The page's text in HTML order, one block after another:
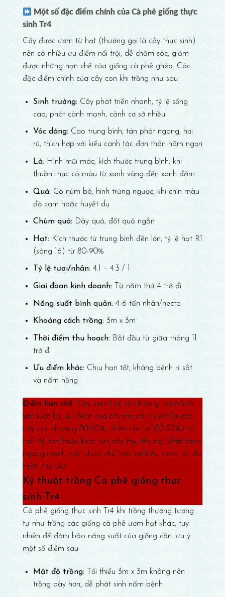
Một số đặc điểm chính của Cà phê giống thực
sinh Tr4
Cây được ươm từ hạt (thường gọi là cây thực sinh)
nên có nhiều ưu điểm nổi trội, dễ chăm sóc, giảm
được những hạn chế của giống cà phê ghép. Các
đặc điểm chính của cây con khi trồng như sau
Sinh trưởng: Cây phát triển nhanh, tỷ lệ sống
cao, phát cành mạnh, cành cơ sở nhiều
Vóc dáng: Cao trung bình, tán phát ngang, hơi
rũ, thích hợp với kiểu canh tác đơn thân hãm ngọn
Lá: Hình mũi mác, kích thước trung bình, khi
thuần thục có màu từ xanh vàng đến xanh đậm
Quả: Có núm bò, hình trứng ngược, khi chín màu
đỏ cam hoặc huyết dụ
Chùm quả: Dày quả, đốt quả ngắn
Hạt: Kích thước từ trung bình đến lớn, tỷ lệ hạt R1
(sàng 16) từ 80-90%
Tỷ lệ tươi/nhân: 4.1 – 4.3 / 1
Giai đoạn kinh doanh: Từ năm thứ 4 trở đi
Năng suất bình quân: 4-6 tấn nhân/hecta
Khoảng cách trồng: 3m x 3m
Thời điểm thu hoạch: Bắt đầu từ giữa tháng 11
trở đi
Ưu điểm khác: Chịu hạn tốt, kháng bệnh rỉ sắt
và nấm hồng
Điểm hạn chế: Cây ươm hạt nên không tránh khỏi
xác xuất lai, ưu điểm của cây mẹ chỉ truyền lại cho
cây con khoảng 80-90%, phần còn lại (10-20%) có
thể tốt hơn hoặc kém hơn cây mẹ, thường phát cành
ngang mạnh, nên chưa phù hợp với kiểu canh tác đa
thân, thả đọt
Kỹ thuật trồng Cà phê giống thực
sinh Tr4
Cà phê giống thực sinh Tr4 khi trồng thường tương
tự như trồng các giống cà phê ươm hạt khác, tuy
nhiên để đảm bảo năng suất của giống cần lưu ý
một số điểm sau
Mật độ trồng: Tối thiểu 3m x 3m không nên
trồng dày hơn, dễ phát sinh nấm bệnh